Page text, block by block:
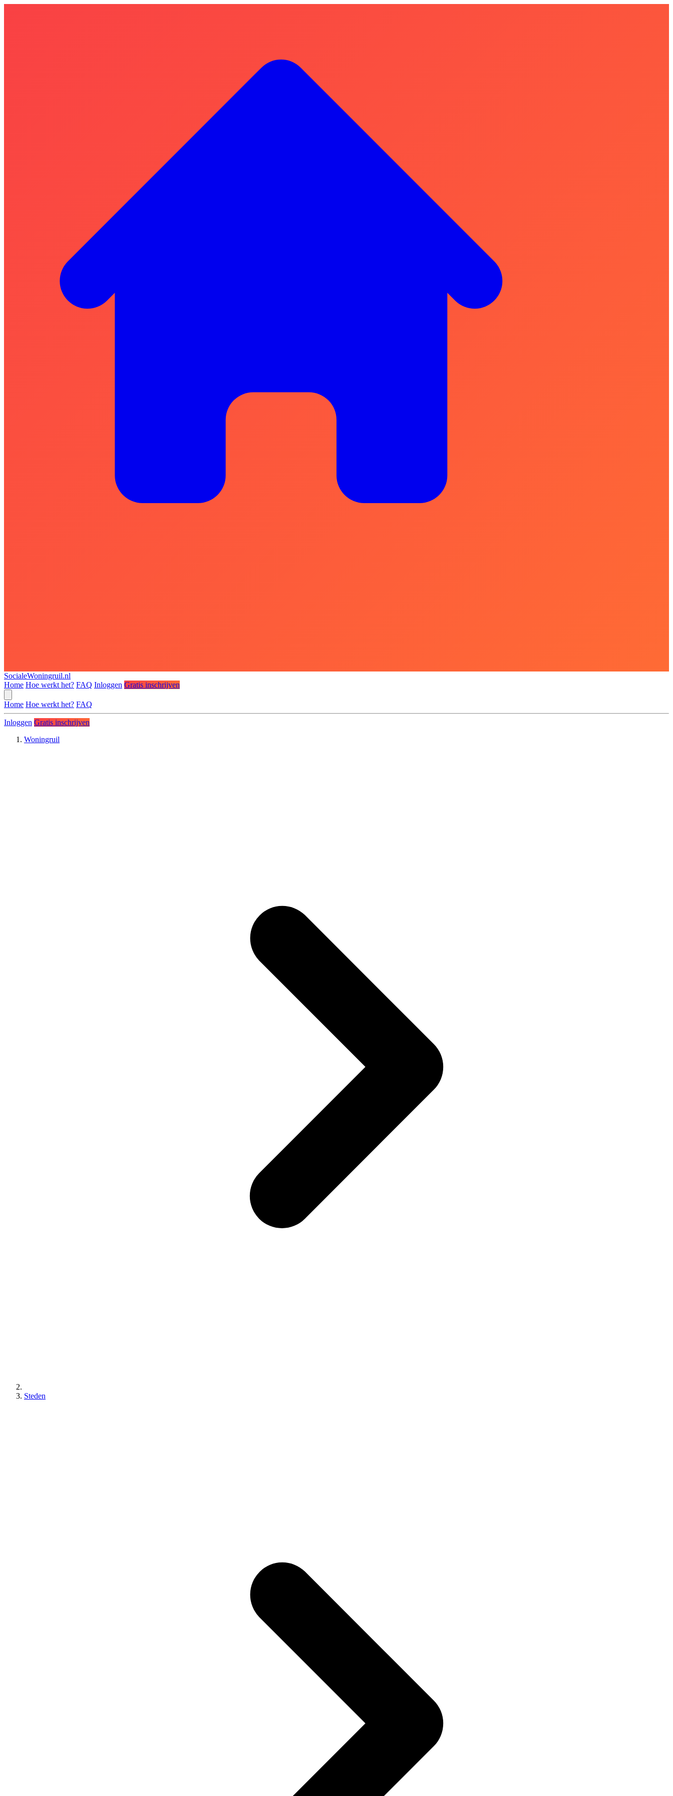
SocialeWoningruil.nl
Home Hoe werkt het? FAQ Inloggen Gratis inschrijven
Home Hoe werkt het? FAQ
Inloggen Gratis inschrijven
Woningruil
Steden